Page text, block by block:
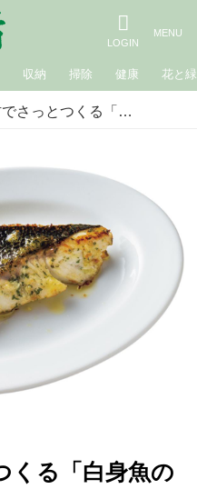
収納 掃除 健康 花と緑
冷凍食材でさっとつくる「白身魚のハーブ焼き」のつくり方。暑い日の料理をもっと手軽に、夏の頼れる冷凍術／瀬戸口しおりさん
くる「白身魚の